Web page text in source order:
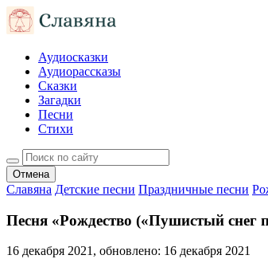
Аудиосказки
Аудиорассказы
Сказки
Загадки
Песни
Стихи
Отмена
Славяна Детские песни Праздничные песни
Песня «Рождество («Пушистый снег
16 декабря 2021, обновлено: 16 декабря 2021